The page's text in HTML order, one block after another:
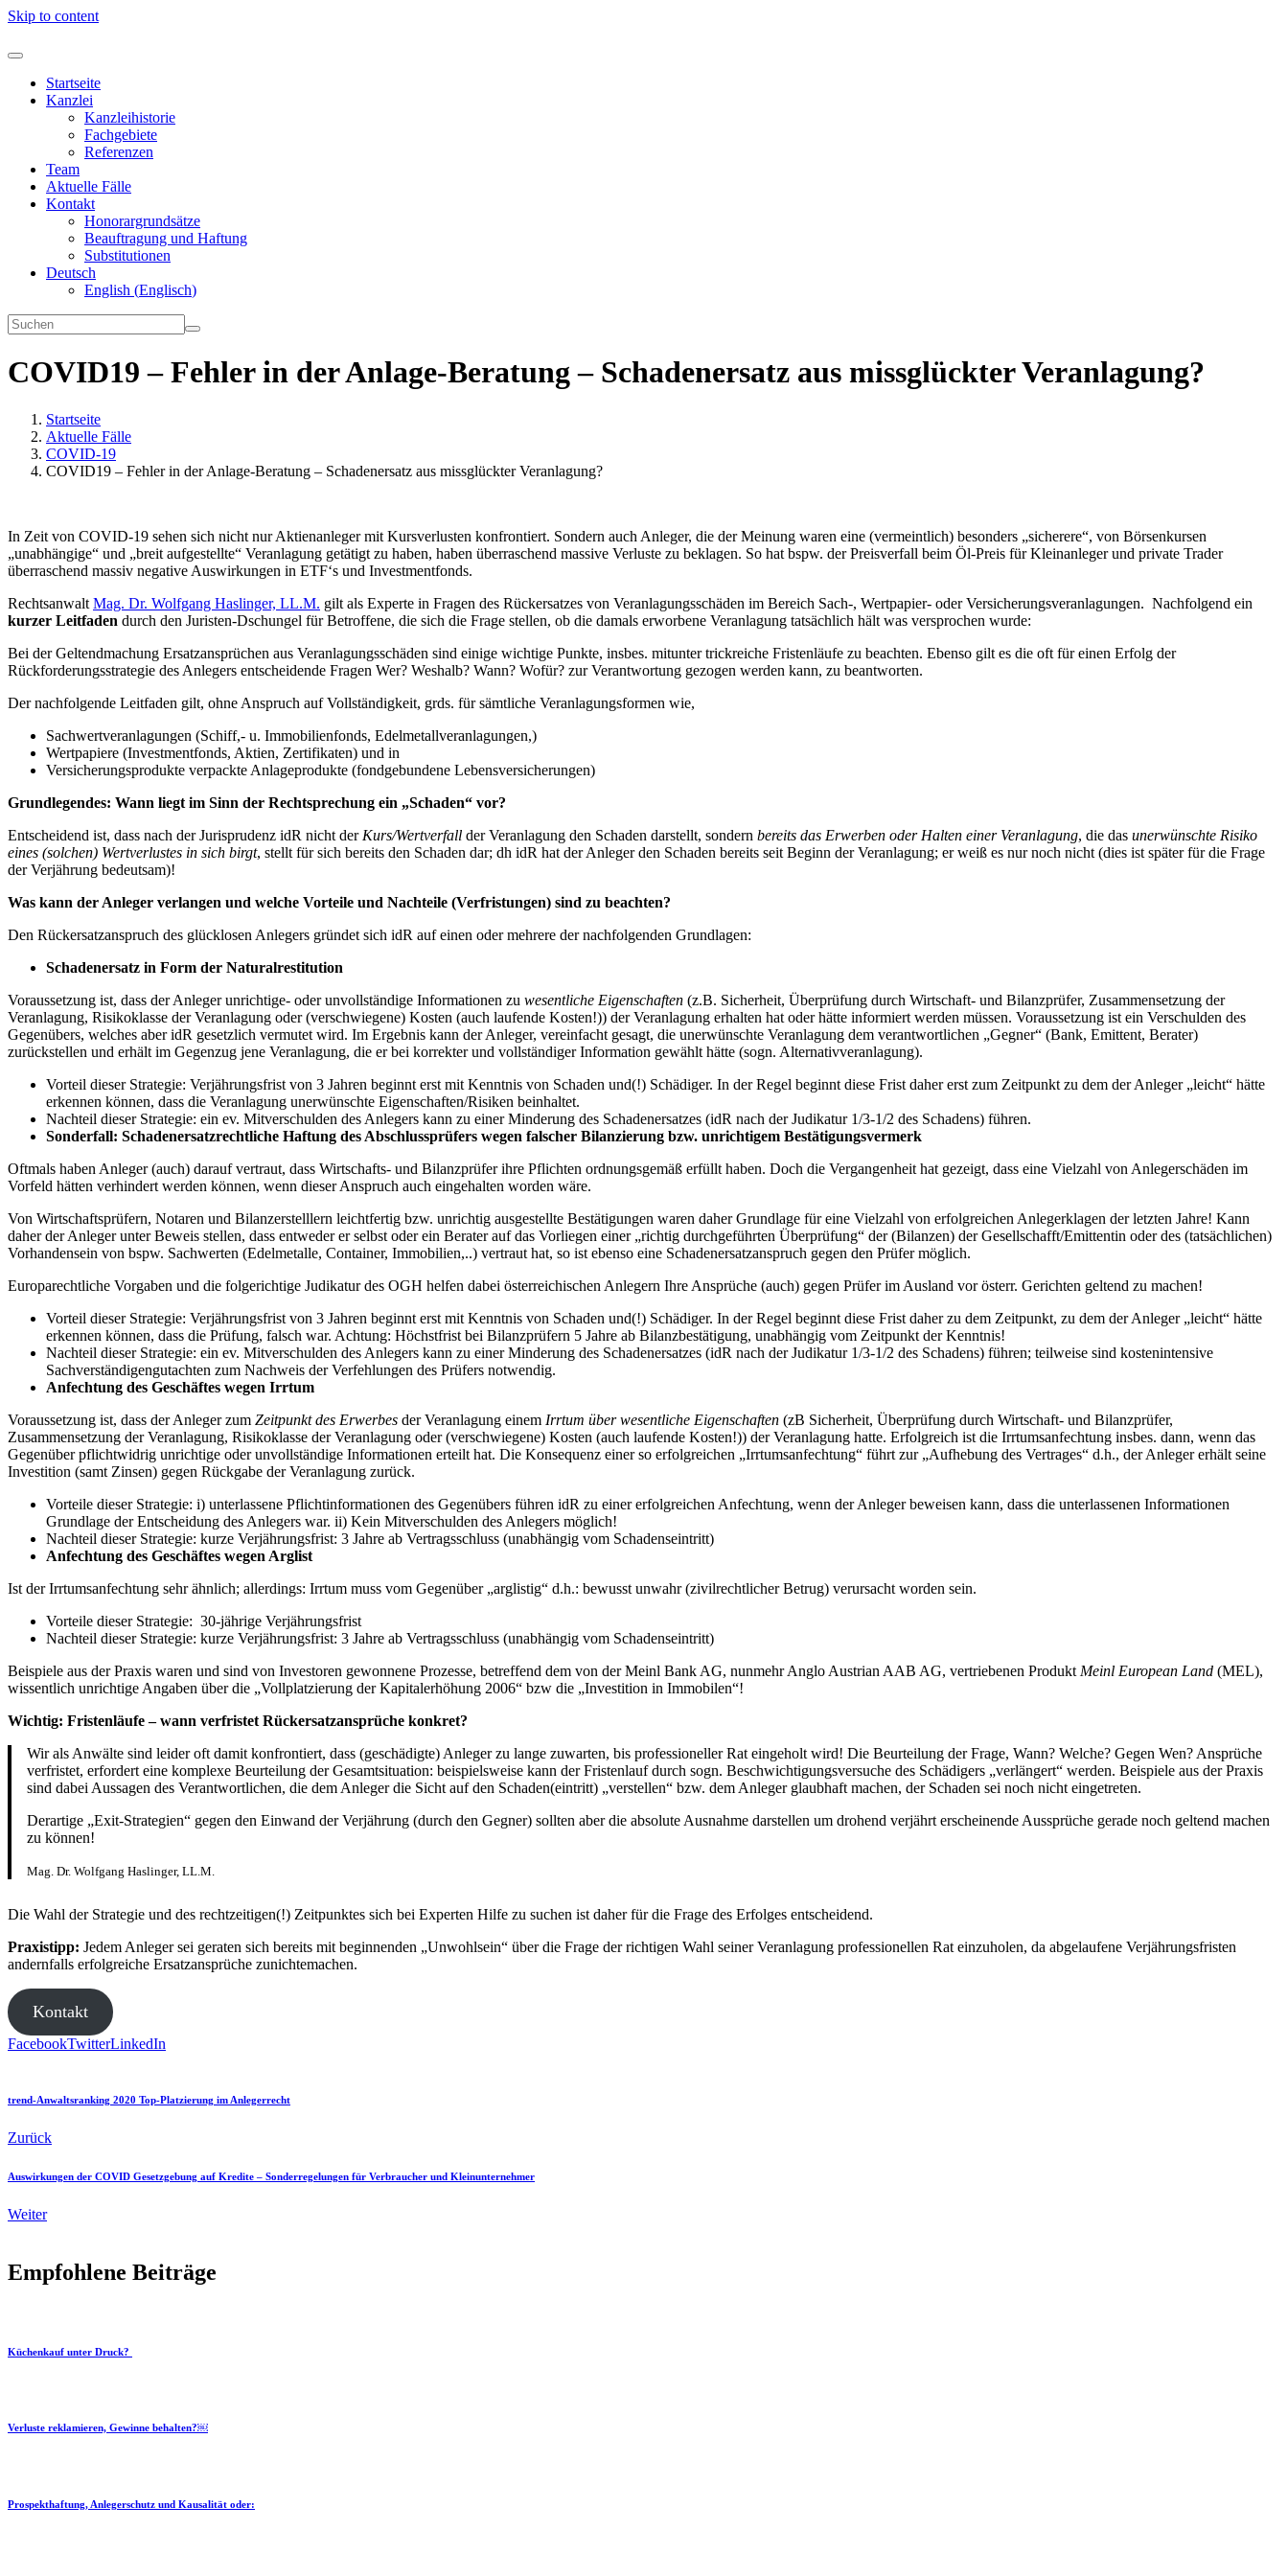
Skip to content
Startseite
Kanzlei
Kanzleihistorie
Fachgebiete
Referenzen
Team
Aktuelle Fälle
Kontakt
Honorargrundsätze
Beauftragung und Haftung
Substitutionen
Deutsch
English (Englisch)
COVID19 – Fehler in der Anlage-Beratung – Schadenersatz aus missglückter Veranlagung?
Startseite
Aktuelle Fälle
COVID-19
COVID19 – Fehler in der Anlage-Beratung – Schadenersatz aus missglückter Veranlagung?
In Zeit von COVID-19 sehen sich nicht nur Aktienanleger mit Kursverlusten konfrontiert. Sondern auch Anleger, die der Meinung waren eine (vermeintlich) besonders „sicherere“, von Börsenkursen
„unabhängige“ und „breit aufgestellte“ Veranlagung getätigt zu haben, haben überraschend massive Verluste zu beklagen. So hat bspw. der Preisverfall beim Öl-Preis für Kleinanleger und private Trader
überraschend massiv negative Auswirkungen in ETF‘s und Investmentfonds.
Rechtsanwalt Mag. Dr. Wolfgang Haslinger, LL.M. gilt als Experte in Fragen des Rückersatzes von Veranlagungsschäden im Bereich Sach-, Wertpapier- oder Versicherungsveranlagungen. Nachfolgend ein
kurzer Leitfaden durch den Juristen-Dschungel für Betroffene, die sich die Frage stellen, ob die damals erworbene Veranlagung tatsächlich hält was versprochen wurde:
Bei der Geltendmachung Ersatzansprüchen aus Veranlagungsschäden sind einige wichtige Punkte, insbes. mitunter trickreiche Fristenläufe zu beachten. Ebenso gilt es die oft für einen Erfolg der
Rückforderungsstrategie des Anlegers entscheidende Fragen Wer? Weshalb? Wann? Wofür? zur Verantwortung gezogen werden kann, zu beantworten.
Der nachfolgende Leitfaden gilt, ohne Anspruch auf Vollständigkeit, grds. für sämtliche Veranlagungsformen wie,
Sachwertveranlagungen (Schiff,- u. Immobilienfonds, Edelmetallveranlagungen,)
Wertpapiere (Investmentfonds, Aktien, Zertifikaten) und in
Versicherungsprodukte verpackte Anlageprodukte (fondgebundene Lebensversicherungen)
Grundlegendes: Wann liegt im Sinn der Rechtsprechung ein „Schaden“ vor?
Entscheidend ist, dass nach der Jurisprudenz idR nicht der Kurs/Wertverfall der Veranlagung den Schaden darstellt, sondern bereits das Erwerben oder Halten einer Veranlagung, die das unerwünschte Risiko
eines (solchen) Wertverlustes in sich birgt, stellt für sich bereits den Schaden dar; dh idR hat der Anleger den Schaden bereits seit Beginn der Veranlagung; er weiß es nur noch nicht (dies ist später für die Frage
der Verjährung bedeutsam)!
Was kann der Anleger verlangen und welche Vorteile und Nachteile (Verfristungen) sind zu beachten?
Den Rückersatzanspruch des glücklosen Anlegers gründet sich idR auf einen oder mehrere der nachfolgenden Grundlagen:
Schadenersatz in Form der Naturalrestitution
Voraussetzung ist, dass der Anleger unrichtige- oder unvollständige Informationen zu wesentliche Eigenschaften (z.B. Sicherheit, Überprüfung durch Wirtschaft- und Bilanzprüfer, Zusammensetzung der
Veranlagung, Risikoklasse der Veranlagung oder (verschwiegene) Kosten (auch laufende Kosten!)) der Veranlagung erhalten hat oder hätte informiert werden müssen. Voraussetzung ist ein Verschulden des
Gegenübers, welches aber idR gesetzlich vermutet wird. Im Ergebnis kann der Anleger, vereinfacht gesagt, die unerwünschte Veranlagung dem verantwortlichen „Gegner“ (Bank, Emittent, Berater)
zurückstellen und erhält im Gegenzug jene Veranlagung, die er bei korrekter und vollständiger Information gewählt hätte (sogn. Alternativveranlagung).
Vorteil dieser Strategie: Verjährungsfrist von 3 Jahren beginnt erst mit Kenntnis von Schaden und(!) Schädiger. In der Regel beginnt diese Frist daher erst zum Zeitpunkt zu dem der Anleger „leicht“ hätte
erkennen können, dass die Veranlagung unerwünschte Eigenschaften/Risiken beinhaltet.
Nachteil dieser Strategie: ein ev. Mitverschulden des Anlegers kann zu einer Minderung des Schadenersatzes (idR nach der Judikatur 1/3-1/2 des Schadens) führen.
Sonderfall: Schadenersatzrechtliche Haftung des Abschlussprüfers wegen falscher Bilanzierung bzw. unrichtigem Bestätigungsvermerk
Oftmals haben Anleger (auch) darauf vertraut, dass Wirtschafts- und Bilanzprüfer ihre Pflichten ordnungsgemäß erfüllt haben. Doch die Vergangenheit hat gezeigt, dass eine Vielzahl von Anlegerschäden im
Vorfeld hätten verhindert werden können, wenn dieser Anspruch auch eingehalten worden wäre.
Von Wirtschaftsprüfern, Notaren und Bilanzerstelllern leichtfertig bzw. unrichtig ausgestellte Bestätigungen waren daher Grundlage für eine Vielzahl von erfolgreichen Anlegerklagen der letzten Jahre! Kann
daher der Anleger unter Beweis stellen, dass entweder er selbst oder ein Berater auf das Vorliegen einer „richtig durchgeführten Überprüfung“ der (Bilanzen) der Gesellschafft/Emittentin oder des (tatsächlichen)
Vorhandensein von bspw. Sachwerten (Edelmetalle, Container, Immobilien,..) vertraut hat, so ist ebenso eine Schadenersatzanspruch gegen den Prüfer möglich.
Europarechtliche Vorgaben und die folgerichtige Judikatur des OGH helfen dabei österreichischen Anlegern Ihre Ansprüche (auch) gegen Prüfer im Ausland vor österr. Gerichten geltend zu machen!
Vorteil dieser Strategie: Verjährungsfrist von 3 Jahren beginnt erst mit Kenntnis von Schaden und(!) Schädiger. In der Regel beginnt diese Frist daher zu dem Zeitpunkt, zu dem der Anleger „leicht“ hätte
erkennen können, dass die Prüfung, falsch war. Achtung: Höchstfrist bei Bilanzprüfern 5 Jahre ab Bilanzbestätigung, unabhängig vom Zeitpunkt der Kenntnis!
Nachteil dieser Strategie: ein ev. Mitverschulden des Anlegers kann zu einer Minderung des Schadenersatzes (idR nach der Judikatur 1/3-1/2 des Schadens) führen; teilweise sind kostenintensive
Sachverständigengutachten zum Nachweis der Verfehlungen des Prüfers notwendig.
Anfechtung des Geschäftes wegen Irrtum
Voraussetzung ist, dass der Anleger zum Zeitpunkt des Erwerbes der Veranlagung einem Irrtum über wesentliche Eigenschaften (zB Sicherheit, Überprüfung durch Wirtschaft- und Bilanzprüfer,
Zusammensetzung der Veranlagung, Risikoklasse der Veranlagung oder (verschwiegene) Kosten (auch laufende Kosten!)) der Veranlagung hatte. Erfolgreich ist die Irrtumsanfechtung insbes. dann, wenn das
Gegenüber pflichtwidrig unrichtige oder unvollständige Informationen erteilt hat. Die Konsequenz einer so erfolgreichen „Irrtumsanfechtung“ führt zur „Aufhebung des Vertrages“ d.h., der Anleger erhält seine
Investition (samt Zinsen) gegen Rückgabe der Veranlagung zurück.
Vorteile dieser Strategie: i) unterlassene Pflichtinformationen des Gegenübers führen idR zu einer erfolgreichen Anfechtung, wenn der Anleger beweisen kann, dass die unterlassenen Informationen
Grundlage der Entscheidung des Anlegers war. ii) Kein Mitverschulden des Anlegers möglich!
Nachteil dieser Strategie: kurze Verjährungsfrist: 3 Jahre ab Vertragsschluss (unabhängig vom Schadenseintritt)
Anfechtung des Geschäftes wegen Arglist
Ist der Irrtumsanfechtung sehr ähnlich; allerdings: Irrtum muss vom Gegenüber „arglistig“ d.h.: bewusst unwahr (zivilrechtlicher Betrug) verursacht worden sein.
Vorteile dieser Strategie: 30-jährige Verjährungsfrist
Nachteil dieser Strategie: kurze Verjährungsfrist: 3 Jahre ab Vertragsschluss (unabhängig vom Schadenseintritt)
Beispiele aus der Praxis waren und sind von Investoren gewonnene Prozesse, betreffend dem von der Meinl Bank AG, nunmehr Anglo Austrian AAB AG, vertriebenen Produkt Meinl European Land (MEL),
wissentlich unrichtige Angaben über die „Vollplatzierung der Kapitalerhöhung 2006“ bzw die „Investition in Immobilen“!
Wichtig: Fristenläufe – wann verfristet Rückersatzansprüche konkret?
Wir als Anwälte sind leider oft damit konfrontiert, dass (geschädigte) Anleger zu lange zuwarten, bis professioneller Rat eingeholt wird! Die Beurteilung der Frage, Wann? Welche? Gegen Wen? Ansprüche
verfristet, erfordert eine komplexe Beurteilung der Gesamtsituation: beispielsweise kann der Fristenlauf durch sogn. Beschwichtigungsversuche des Schädigers „verlängert“ werden. Beispiele aus der Praxis
sind dabei Aussagen des Verantwortlichen, die dem Anleger die Sicht auf den Schaden(eintritt) „verstellen“ bzw. dem Anleger glaubhaft machen, der Schaden sei noch nicht eingetreten.
Derartige „Exit-Strategien“ gegen den Einwand der Verjährung (durch den Gegner) sollten aber die absolute Ausnahme darstellen um drohend verjährt erscheinende Aussprüche gerade noch geltend machen
zu können!
Mag. Dr. Wolfgang Haslinger, LL.M.
Die Wahl der Strategie und des rechtzeitigen(!) Zeitpunktes sich bei Experten Hilfe zu suchen ist daher für die Frage des Erfolges entscheidend.
Praxistipp: Jedem Anleger sei geraten sich bereits mit beginnenden „Unwohlsein“ über die Frage der richtigen Wahl seiner Veranlagung professionellen Rat einzuholen, da abgelaufene Verjährungsfristen
andernfalls erfolgreiche Ersatzansprüche zunichtemachen.
Kontakt
FacebookTwitterLinkedIn
trend-Anwaltsranking 2020 Top-Platzierung im Anlegerrecht
Zurück
Auswirkungen der COVID Gesetzgebung auf Kredite – Sonderregelungen für Verbraucher und Kleinunternehmer
Weiter
Empfohlene Beiträge
Küchenkauf unter Druck?
Verluste reklamieren, Gewinne behalten?￼
Prospekthaftung, Anlegerschutz und Kausalität oder: